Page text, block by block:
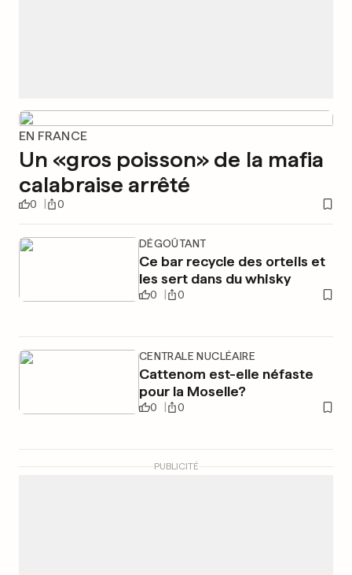
EN FRANCE
Un «gros poisson» de la mafia
calabraise arrêté
0 0
DÉGOÛTANT
Ce bar recycle des orteils et
les sert dans du whisky
0 0
CENTRALE NUCLÉAIRE
Cattenom est-elle néfaste
pour la Moselle?
0 0
PUBLICITÉ